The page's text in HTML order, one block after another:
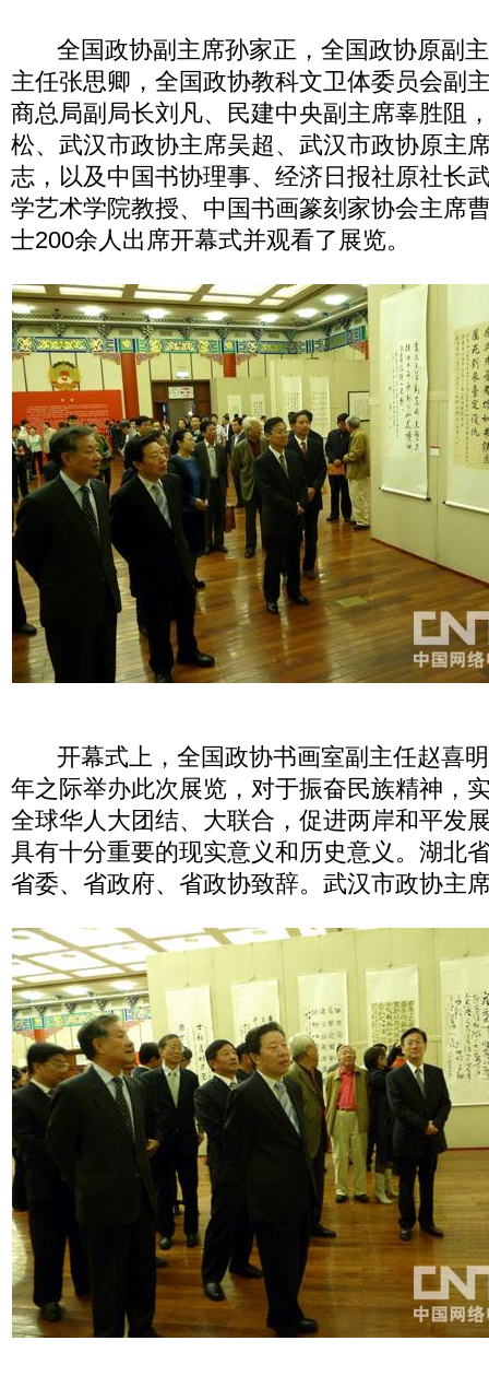
全国政协副主席孙家正，全国政协原副主
主任张思卿，全国政协教科文卫体委员会副
商总局副局长刘凡、民建中央副主席辜胜阻
松、武汉市政协主席吴超、武汉市政协原主
志，以及中国书协理事、经济日报社原社长
学艺术学院教授、中国书画篆刻家协会主席
士200余人出席开幕式并观看了展览。
开幕式上，全国政协书画室副主任赵喜明
年之际举办此次展览，对于振奋民族精神，
全球华人大团结、大联合，促进两岸和平发
具有十分重要的现实意义和历史意义。湖北
省委、省政府、省政协致辞。武汉市政协主